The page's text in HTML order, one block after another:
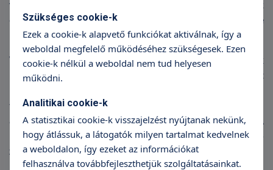
világosabb vagy éppenséggel sötétebb lesz az
érintett terület. Ha bármilyen kérdése van, keresse
újra orvosát!
Vajon kinek nem jutott eszébe még, hogy testének
bizonyos tájékáról szívesen átcsoportosítaná a zsírt
területekre, ahová több gömbölyűséget szeretnénk,
átkerülhet a zsírszövet onnan, ahol túl sok van. A
nagyajak feltöltést komolyabb, alakformáló
zsírleszívással összekötve is kérheti!
Szükséges cookie-k
Ezek a cookie-k alapvető funkciókat aktiválnak, így a
weboldal megfelelő működéséhez szükségesek. Ezen
cookie-k nélkül a weboldal nem tud helyesen
működni.
Analitikai cookie-k
A statisztikai cookie-k visszajelzést nyújtanak nekünk,
hogy átlássuk, a látogatók milyen tartalmat kedvelnek
a weboldalon, így ezeket az információkat
felhasználva továbbfejleszthetjük szolgáltatásainkat.